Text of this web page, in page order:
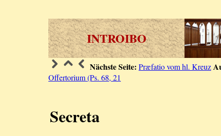
INTROIBO
Nächste Seite: Præfatio vom hl. Kreuz
Offertorium (Ps. 68, 21
Secreta